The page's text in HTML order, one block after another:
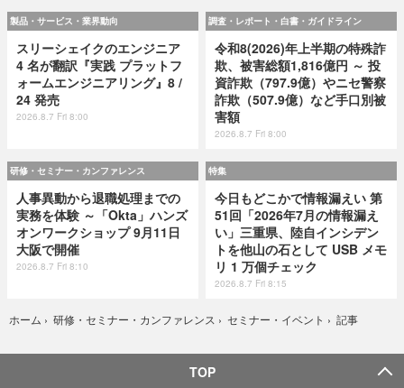
製品・サービス・業界動向
スリーシェイクのエンジニア
4 名が翻訳『実践 プラットフ
ォームエンジニアリング』8 /
24 発売
2026.8.7 Fri 8:00
調査・レポート・白書・ガイドライン
令和8(2026)年上半期の特殊詐
欺、被害総額1,816億円 ～ 投
資詐欺（797.9億）やニセ警察
詐欺（507.9億）など手口別被
害額
2026.8.7 Fri 8:00
研修・セミナー・カンファレンス
人事異動から退職処理までの
実務を体験 ～「Okta」ハンズ
オンワークショップ 9月11日
大阪で開催
2026.8.7 Fri 8:10
特集
今日もどこかで情報漏えい 第
51回「2026年7月の情報漏え
い」三重県、陸自インシデン
トを他山の石として USB メモ
リ 1 万個チェック
2026.8.7 Fri 8:15
ホーム › 研修・セミナー・カンファレンス › セミナー・イベント › 記事
TOP